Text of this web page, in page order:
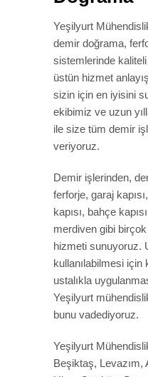
Yeşilyurt
demir doğrama,
sistemlerinde
üstün hizmet
sizin için en iyisini
ekibimiz ve uzun
ile size tüm demir
veriyoruz.
Demir işlerinden,
ferforje, garaj
kapısı, bahçe
merdiven gibi
hizmeti sunuyoruz.
kullanılabilmesi için
ustalıkla
Yeşilyurt
bunu vadediyoruz.
Yeşilyurt
Beşiktaş, Levazım,